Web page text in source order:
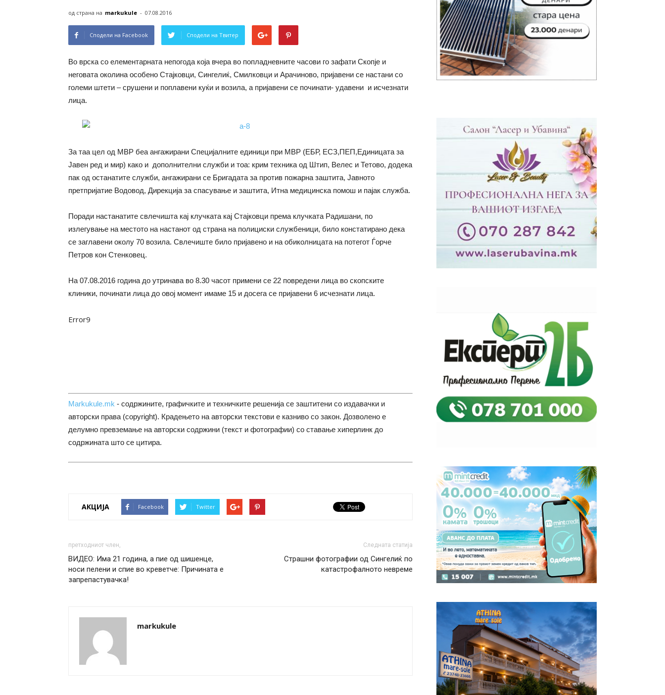
од страна на markukule - 07.08.2016
Сподели на Facebook Сподели на Твитер
Во врска со елементарната непогода која вчера во попладневните часови го зафати Скопје и
неговата околина особено Стајковци, Сингелиќ, Смилковци и Арачиново, пријавени се настани со
големи штети – срушени и поплавени куќи и возила, а пријавени се починати- удавени и исчезнати
лица.
За таа цел од МВР беа ангажирани Специјалните единици при МВР (ЕБР, ЕСЗ,ПЕП,Единицата за
Јавен ред и мир) како и дополнителни служби и тоа: крим техника од Штип, Велес и Тетово, додека
пак од останатите служби, ангажирани се Бригадата за против пожарна заштита, Јавното
претпријатие Водовод, Дирекција за спасување и заштита, Итна медицинска помош и пајак служба.
Поради настанатите свлечишта кај клучката кај Стајковци према клучката Радишани, по
излегување на местото на настанот од страна на полициски службеници, било констатирано дека
се заглавени околу 70 возила. Свлечиште било пријавено и на обиколницата на потегот Ѓорче
Петров кон Стенковец.
На 07.08.2016 година до утринава во 8.30 часот примени се 22 повредени лица во скопските
клиники, починати лица до овој момент имаме 15 и досега се пријавени 6 исчезнати лица.
Error9
Markukule.mk - содржините, графичките и техничките решенија се заштитени со издавачки и
авторски права (copyright). Крадењето на авторски текстови е казниво со закон. Дозволено е
делумно превземање на авторски содржини (текст и фотографии) со ставање хиперлинк до
содржината што се цитира.
АКЦИЈА Facebook Twitter
претходниот член,
ВИДЕО: Има 21 година, а пие од шишенце,
носи пелени и спие во креветче: Причината е
запрепастувачка!
Следната статија
Страшни фотографии од Сингелиќ по
катастрофалното невреме
markukule